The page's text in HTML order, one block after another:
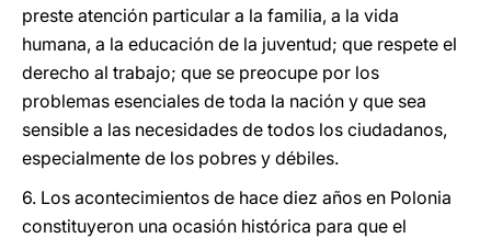
preste atención particular a la familia, a la vida
humana, a la educación de la juventud; que respete el
derecho al trabajo; que se preocupe por los
problemas esenciales de toda la nación y que sea
sensible a las necesidades de todos los ciudadanos,
especialmente de los pobres y débiles.
6. Los acontecimientos de hace diez años en Polonia
constituyeron una ocasión histórica para que el